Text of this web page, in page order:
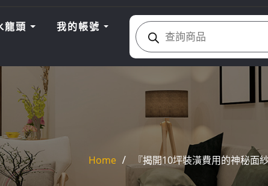
龍頭 我的帳號 Products
search
Home 『揭開10坪裝潢費用的神秘面